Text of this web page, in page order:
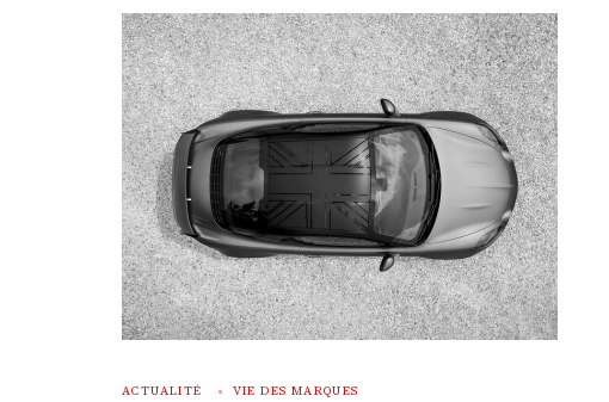
ACTUALITÉ VIE DES MARQUES